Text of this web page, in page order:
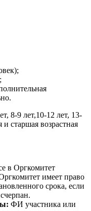
8-9 лет,10-12 лет, 13-
и старшая возрастная
в Оргкомитет
имеет право
срока, если
ФИ участника или